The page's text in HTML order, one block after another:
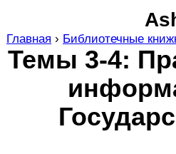
Главная › Библиотечные
Темы 3-4: